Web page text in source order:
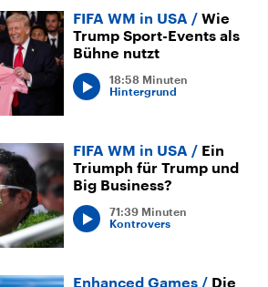
FIFA WM in USA
Wie
Trump Sport-Events als
Bühne nutzt
18:58 Minuten
Hintergrund
FIFA WM in USA
Ein
Triumph für Trump und
Big Business?
71:39 Minuten
Kontrovers
Enhanced Games
Die